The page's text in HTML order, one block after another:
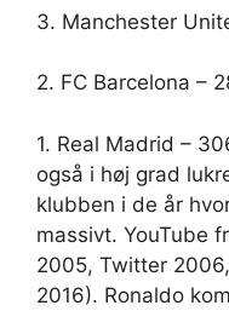
3. Manchester
2. FC Barcelona –
1. Real Madrid –
også i høj grad
klubben i de år
massivt. YouTube
2005, Twitter
2016). Ronaldo